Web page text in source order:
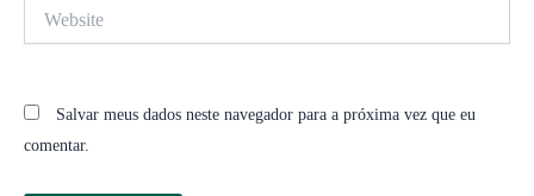
Salvar meus dados neste navegador para a próxima vez que eu
comentar.